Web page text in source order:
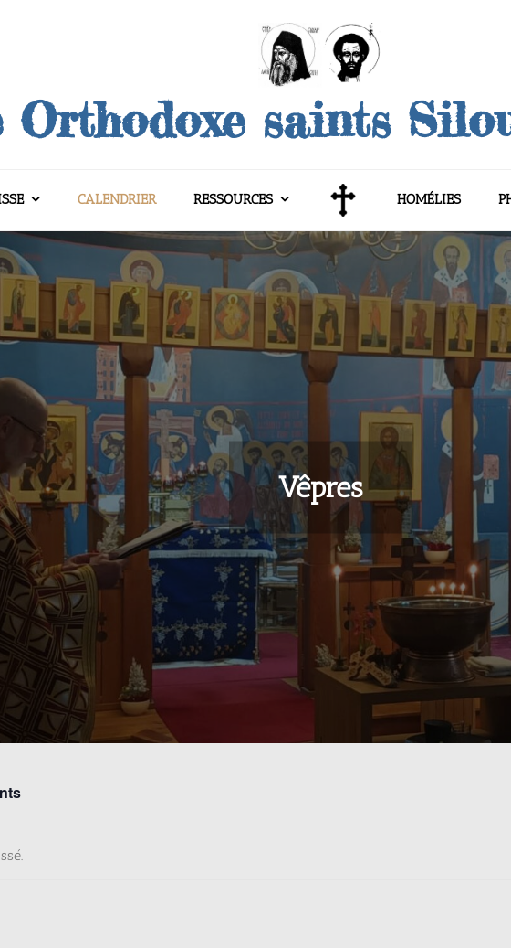
Orthodoxe saints
CALENDRIER RESSOURCES HOMÉLIES
Vêpres